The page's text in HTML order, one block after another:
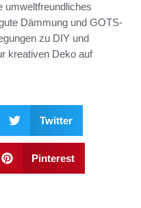
umweltfreundliches
Dämmung und GOTS-
zu DIY und
kreativen Deko auf
Twitter
Pinterest